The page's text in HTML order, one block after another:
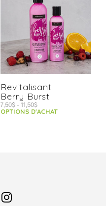
Revitalisant
Berry Burst
7,50$–11,50$
OPTIONS D'ACHAT